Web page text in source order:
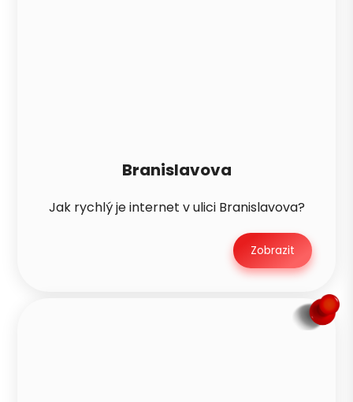
Branislavova
Jak rychlý je internet v ulici Branislavova?
Zobrazit